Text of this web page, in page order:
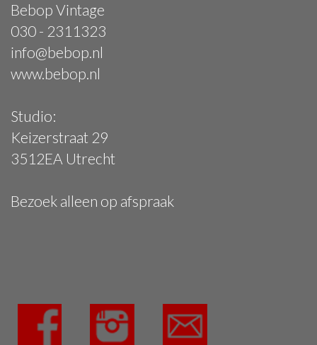
Bebop Vintage
030 - 2311323
info@bebop.nl
www.bebop.nl
Studio:
Keizerstraat 29
3512EA Utrecht
Bezoek alleen op afspraak